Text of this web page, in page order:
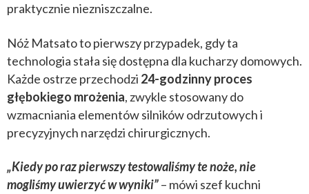
praktycznie niezniszczalne.
Nóż Matsato to pierwszy przypadek, gdy ta
technologia stała się dostępna dla kucharzy domowych.
Każde ostrze przechodzi 24-godzinny proces
głębokiego mrożenia, zwykle stosowany do
wzmacniania elementów silników odrzutowych i
precyzyjnych narzędzi chirurgicznych.
„Kiedy po raz pierwszy testowaliśmy te noże, nie
mogliśmy uwierzyć w wyniki”– mówi szef kuchni